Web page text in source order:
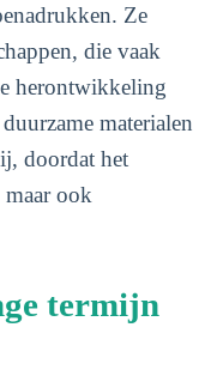
Ze
die vaak
herontwikkeling
materialen
doordat het
ook
termijn